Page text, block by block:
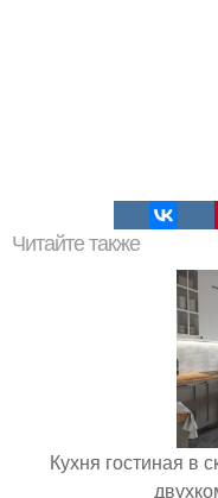
Читайте также
Кухня гостиная в